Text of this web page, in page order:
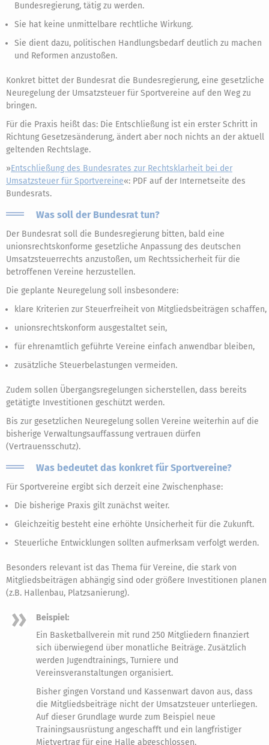
Bundesregierung, tätig zu werden.
Sie hat keine unmittelbare rechtliche Wirkung.
Sie dient dazu, politischen Handlungsbedarf deutlich zu machen
und Reformen anzustoßen.
Konkret bittet der Bundesrat die Bundesregierung, eine gesetzliche
Neuregelung der Umsatzsteuer für Sportvereine auf den Weg zu
bringen.
Für die Praxis heißt das: Die Entschließung ist ein erster Schritt in
Richtung Gesetzesänderung, ändert aber noch nichts an der aktuell
geltenden Rechtslage.
»Entschließung des Bundesrates zur Rechtsklarheit bei der
Umsatzsteuer für Sportvereine«: PDF auf der Internetseite des
Bundesrats.
Was soll der Bundesrat tun?
Der Bundesrat soll die Bundesregierung bitten, bald eine
unionsrechtskonforme gesetzliche Anpassung des deutschen
Umsatzsteuerrechts anzustoßen, um Rechtssicherheit für die
betroffenen Vereine herzustellen.
Die geplante Neuregelung soll insbesondere:
klare Kriterien zur Steuerfreiheit von Mitgliedsbeiträgen schaffen,
unionsrechtskonform ausgestaltet sein,
für ehrenamtlich geführte Vereine einfach anwendbar bleiben,
zusätzliche Steuerbelastungen vermeiden.
Zudem sollen Übergangsregelungen sicherstellen, dass bereits
getätigte Investitionen geschützt werden.
Bis zur gesetzlichen Neuregelung sollen Vereine weiterhin auf die
bisherige Verwaltungsauffassung vertrauen dürfen
(Vertrauensschutz).
Was bedeutet das konkret für Sportvereine?
Für Sportvereine ergibt sich derzeit eine Zwischenphase:
Die bisherige Praxis gilt zunächst weiter.
Gleichzeitig besteht eine erhöhte Unsicherheit für die Zukunft.
Steuerliche Entwicklungen sollten aufmerksam verfolgt werden.
Besonders relevant ist das Thema für Vereine, die stark von
Mitgliedsbeiträgen abhängig sind oder größere Investitionen planen
(z.B. Hallenbau, Platzsanierung).
Beispiel:
Ein Basketballverein mit rund 250 Mitgliedern finanziert
sich überwiegend über monatliche Beiträge. Zusätzlich
werden Jugendtrainings, Turniere und
Vereinsveranstaltungen organisiert.
Bisher gingen Vorstand und Kassenwart davon aus, dass
die Mitgliedsbeiträge nicht der Umsatzsteuer unterliegen.
Auf dieser Grundlage wurde zum Beispiel neue
Trainingsausrüstung angeschafft und ein langfristiger
Mietvertrag für eine Halle abgeschlossen.